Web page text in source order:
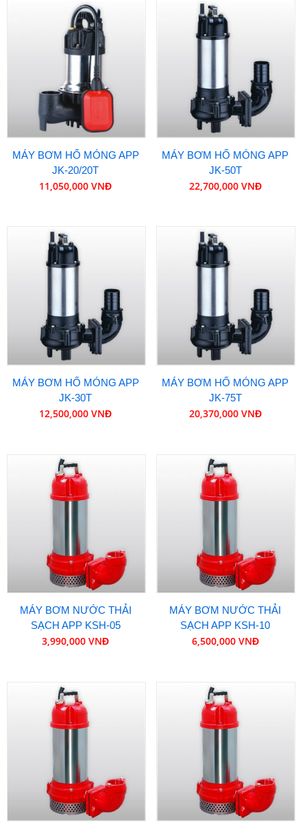
MÁY BƠM HỐ MÓNG APP
JK-20/20T
11,050,000 VNĐ
MÁY BƠM HỐ MÓNG APP
JK-50T
22,700,000 VNĐ
MÁY BƠM HỐ MÓNG APP
JK-30T
12,500,000 VNĐ
MÁY BƠM HỐ MÓNG APP
JK-75T
20,370,000 VNĐ
MÁY BƠM NƯỚC THẢI
SẠCH APP KSH-05
3,990,000 VNĐ
MÁY BƠM NƯỚC THẢI
SẠCH APP KSH-10
6,500,000 VNĐ